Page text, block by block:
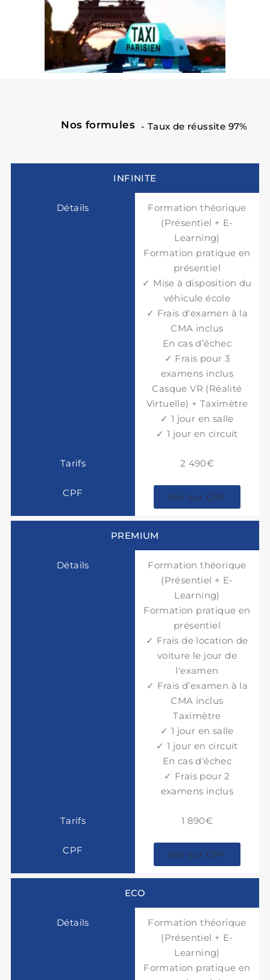
Nos formules - Taux de réussite 97%
INFINITE
Formation théorique
(Présentiel + E-
Learning)
Formation pratique en
présentiel
✓ Mise à disposition du
véhicule école
✓ Frais d'examen à la
CMA inclus
En cas d’échec
✓ Frais pour 3
examens inclus
Casque VR (Réalité
Virtuelle) + Taximètre
✓ 1 jour en salle
✓ 1 jour en circuit
2 490€
Voir sur CPF
PREMIUM
Formation théorique
(Présentiel + E-
Learning)
Formation pratique en
présentiel
✓ Frais de location de
voiture le jour de
l'examen
✓ Frais d’examen à la
CMA inclus
Taximètre
✓ 1 jour en salle
✓ 1 jour en circuit
En cas d'échec
✓ Frais pour 2
examens inclus
1 890€
Voir sur CPF
ECO
Formation théorique
(Présentiel + E-
Learning)
Formation pratique en